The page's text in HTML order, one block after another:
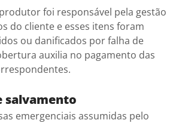
foi responsável pela gestão
do cliente e esses itens foram
ou danificados por falha de
auxilia no pagamento das
salvamento
emergenciais assumidas pelo